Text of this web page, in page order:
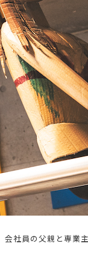
社員の父親と専業